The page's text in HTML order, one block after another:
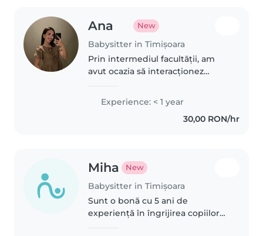
Ana New
Babysitter in Timișoara
Prin intermediul facultății, am
avut ocazia să interacționez
la numeroase activități de
voluntariat care m-au ajutat să-
mi dezvolt abilitățile de..
Experience: < 1 year
30,00 RON/hr
Miha New
Babysitter in Timișoara
Sunt o bonă cu 5 ani de
experiență în îngrijirea copiilor